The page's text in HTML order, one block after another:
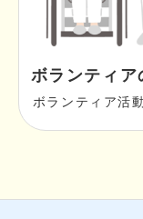
ボランティア
ボランティア活